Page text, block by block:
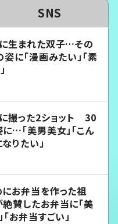
SNS
生まれた双子…その
に「漫画みたい」「素
撮った2ショット 30
…「美男美女」「こん
りたい」
お弁当を作った祖
賛したお弁当に「美
「お弁当すごい」